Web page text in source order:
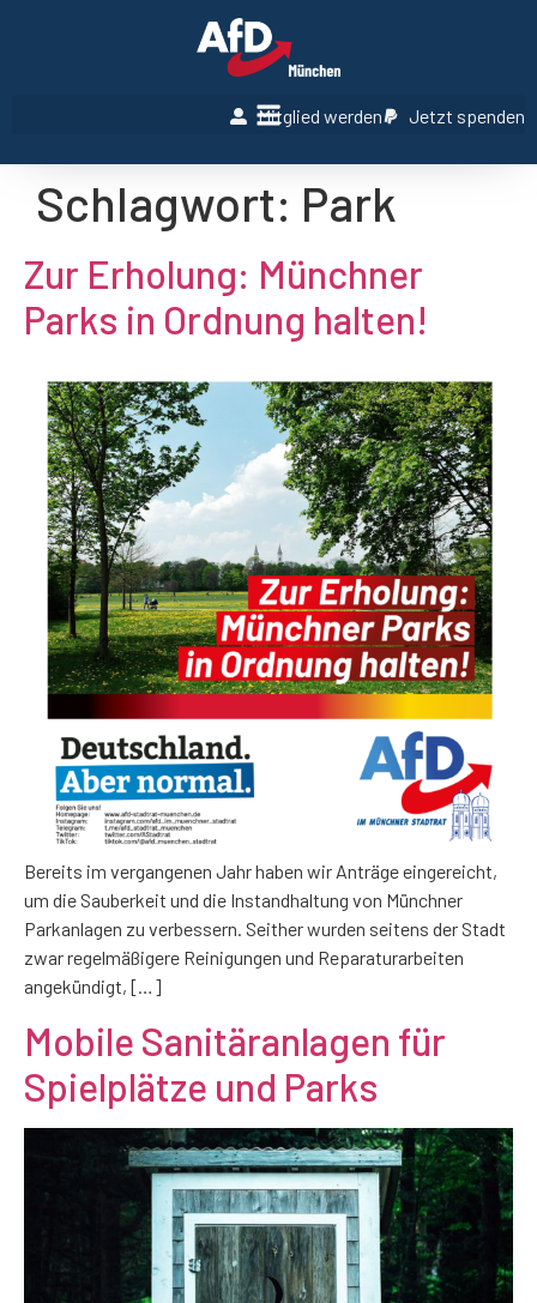
Mitglied werden Jetzt spenden
Schlagwort: Park
Zur Erholung: Münchner
Parks in Ordnung halten!
Bereits im vergangenen Jahr haben wir Anträge eingereicht,
um die Sauberkeit und die Instandhaltung von Münchner
Parkanlagen zu verbessern. Seither wurden seitens der Stadt
zwar regelmäßigere Reinigungen und Reparaturarbeiten
angekündigt, […]
Mobile Sanitäranlagen für
Spielplätze und Parks